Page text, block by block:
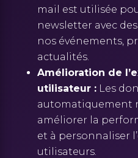
mail est utilisée
newsletter avec
nos événements,
actualités.
Amélioration de
utilisateur :Les
automatiquement
améliorer la
et à personnaliser
utilisateurs.